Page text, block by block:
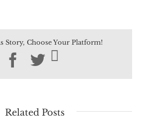
Story, Choose Your Platform!
Facebook
Twitter
Related Posts